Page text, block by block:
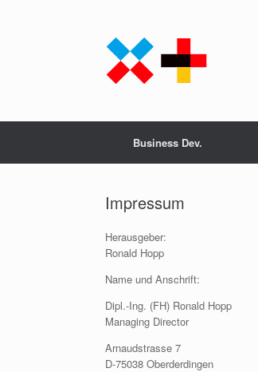
Business Dev.
Impressum
Herausgeber:
Ronald Hopp
Name und Anschrift:
Dipl.-Ing. (FH) Ronald Hopp
Managing Director
Arnaudstrasse 7
D-75038 Oberderdingen